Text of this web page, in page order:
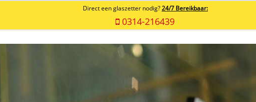
Direct een glaszetter nodig? 24/7 Bereikbaar:
0314-216439